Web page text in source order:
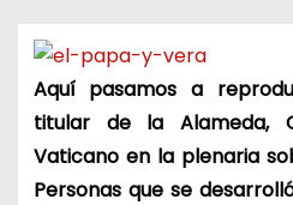
Aquí pasamos a
titular de la Alameda,
Vaticano en la plenaria
Personas que se